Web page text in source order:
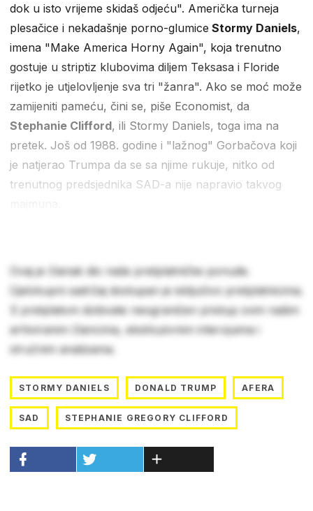
dok u isto vrijeme skidaš odjeću". Američka turneja
plesačice i nekadašnje porno-glumice Stormy Daniels,
imena "Make America Horny Again", koja trenutno
gostuje u striptiz klubovima diljem Teksasa i Floride
rijetko je utjelovljenje sva tri "žanra". Ako se moć može
zamijeniti pameću, čini se, piše Economist, da
Stephanie Clifford, ili Stormy Daniels, toga ima na
pretek. Još od 1988. godine i "lažnog" Gorbačova koji
je natjerao Trumpa da se sa njime rukuje, nitko od
trenutnog predsjednika SAD-a nije napravio takvog
Ovaj je članak dio naše pretplatničke ponude.
Cjelokupni sadržaj dostupan je isključivo pretplatnicima.
S pretplatom dobivate neograničen pristup svim našim
arhiviranim člancima, ekskluzivnim intervjuima i
stručnim analizama.
STORMY DANIELS DONALD TRUMP AFERA
SAD STEPHANIE GREGORY CLIFFORD